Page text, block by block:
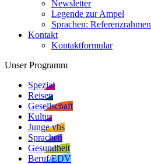
Newsletter
Legende zur Ampel
Sprachen: Referenzrahmen
Kontakt
Kontaktformular
Unser Programm
Spezial
Reisen
Gesellschaft
Kultur
Junge vhs
Sprachen
Gesundheit
Beruf/EDV